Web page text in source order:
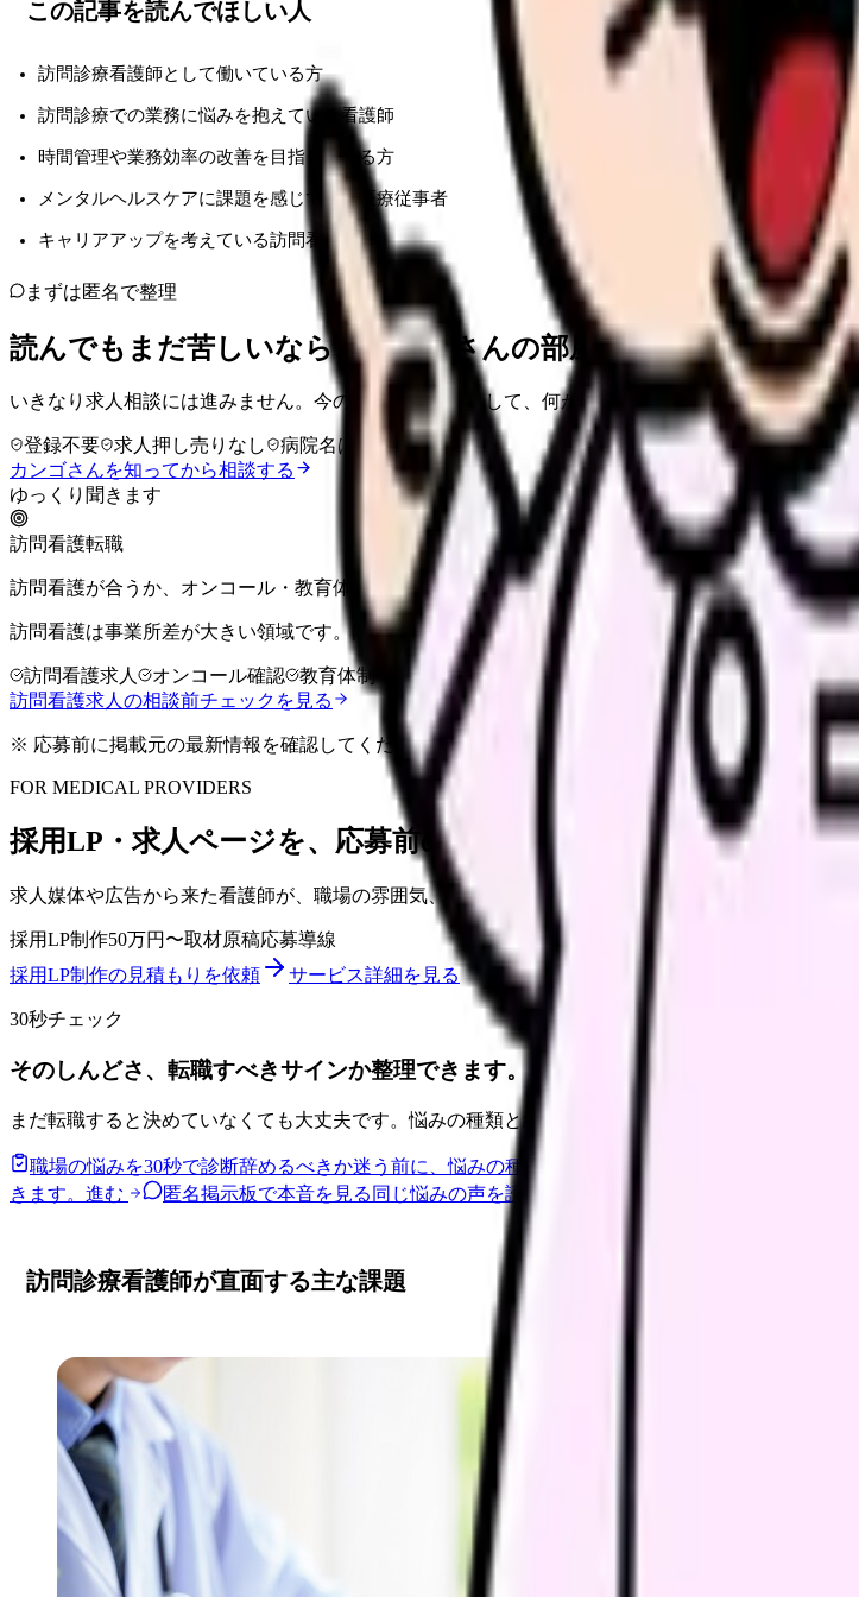
この記事を読んでほしい人
訪問診療看護師として働いている方
訪問診療での業務に悩みを抱えている看護師
時間管理や業務効率の改善を目指している方
メンタルヘルスケアに課題を感じている医療従事者
キャリアアップを考えている訪問看護師
まずは匿名で整理
読んでもまだ苦しいなら、カンゴさんの部屋で少し話してみま
いきなり求人相談には進みません。今の気持ちを吐き出して、何がつらいのか、辞めるべきか、少
登録不要 求人押し売りなし
病院名は入力不要
カンゴさんを知ってから相談する
ゆっくり聞きます
訪問看護転職
訪問看護が合うか、オンコール・教育体制まで含めて整理できます。
訪問看護は事業所差が大きい領域です。同行訪問、オンコール頻度、移動手段、給与条件を比較し
訪問看護求人 オンコール確認
教育体制
訪問看護求人の相談前チェックを見る
※ 応募前に掲載元の最新情報を確認してください
FOR MEDICAL PROVIDERS
採用LP・求人ページを、応募前の不安解消ページにできます
求人媒体や広告から来た看護師が、職場の雰囲気、教育体制、働き方を確認して応募できるLPを設
採用LP制作50万円〜取材原稿応募導線
採用LP制作の見積もりを依頼
サービス詳細を見る
30秒チェック
そのしんどさ、転職すべきサインか整理できます。
まだ転職すると決めていなくても大丈夫です。悩みの種類と続いている期間から、次に見るべき記
職場の悩みを30秒で診断辞めるべきか迷う前に、悩みの種類と次の一歩を整理します。
きます。 進む 匿名掲示板で本音を見る 同じ悩みの声を読んで、今の職場だけの問題か確かめら
訪問診療看護師が直面する主な課題